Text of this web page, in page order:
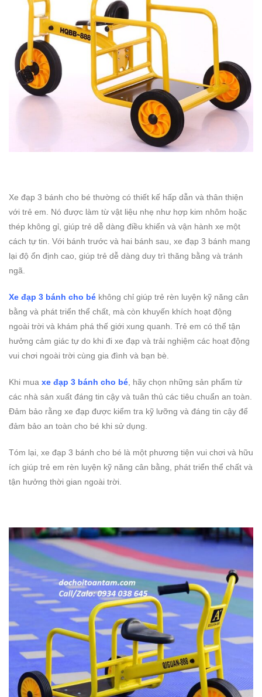
Xe đạp 3 bánh cho bé thường có thiết kế hấp dẫn và thân thiện
với trẻ em. Nó được làm từ vật liệu nhẹ như hợp kim nhôm hoặc
thép không gỉ, giúp trẻ dễ dàng điều khiển và vận hành xe một
cách tự tin. Với bánh trước và hai bánh sau, xe đạp 3 bánh mang
lại độ ổn định cao, giúp trẻ dễ dàng duy trì thăng bằng và tránh
ngã.
Xe đạp 3 bánh cho bé không chỉ giúp trẻ rèn luyện kỹ năng cân
bằng và phát triển thể chất, mà còn khuyến khích hoạt động
ngoài trời và khám phá thế giới xung quanh. Trẻ em có thể tận
hưởng cảm giác tự do khi đi xe đạp và trải nghiệm các hoạt động
vui chơi ngoài trời cùng gia đình và bạn bè.
Khi mua xe đạp 3 bánh cho bé , hãy chọn những sản phẩm từ
các nhà sản xuất đáng tin cậy và tuân thủ các tiêu chuẩn an toàn.
Đảm bảo rằng xe đạp được kiểm tra kỹ lưỡng và đáng tin cậy để
đảm bảo an toàn cho bé khi sử dụng.
Tóm lại, xe đạp 3 bánh cho bé là một phương tiện vui chơi và hữu
ích giúp trẻ em rèn luyện kỹ năng cân bằng, phát triển thể chất và
tận hưởng thời gian ngoài trời.